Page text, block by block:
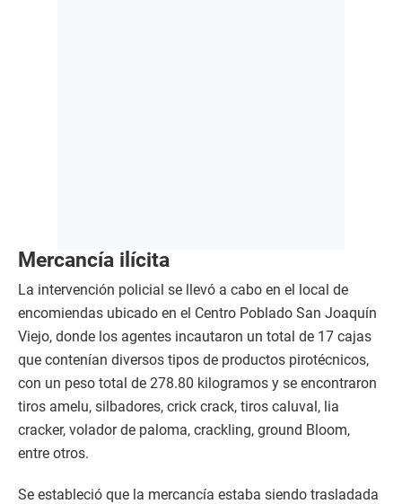
Mercancía ilícita
La intervención policial se llevó a cabo en el local de
encomiendas ubicado en el Centro Poblado San Joaquín
Viejo, donde los agentes incautaron un total de 17 cajas
que contenían diversos tipos de productos pirotécnicos,
con un peso total de 278.80 kilogramos y se encontraron
tiros amelu, silbadores, crick crack, tiros caluval, lia
cracker, volador de paloma, crackling, ground Bloom,
entre otros.
Se estableció que la mercancía estaba siendo trasladada